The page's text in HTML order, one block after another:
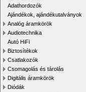
Adathordozók
Ajándékok, ajándékutalványok
Analóg áramkörök
Audiotechnika
Autó HiFi
Biztosítékok
Csatlakozók
Csomagolás és tárolás
Digitális áramkörök
Diódák